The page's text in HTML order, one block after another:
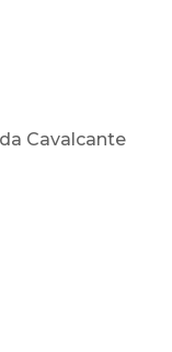
Cavalcante